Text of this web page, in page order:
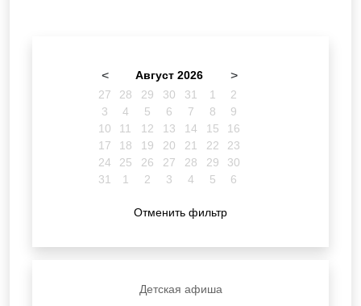
< Август 2026 >
27 28 29 30 31 1
2
3
4 5 6 7 8
9
10
11 12 13 14 15
16
17
18 19 20 21 22
23
24
25 26 27 28 29
30
31
1 2 3 4 5 6
Отменить фильтр
Детская афиша